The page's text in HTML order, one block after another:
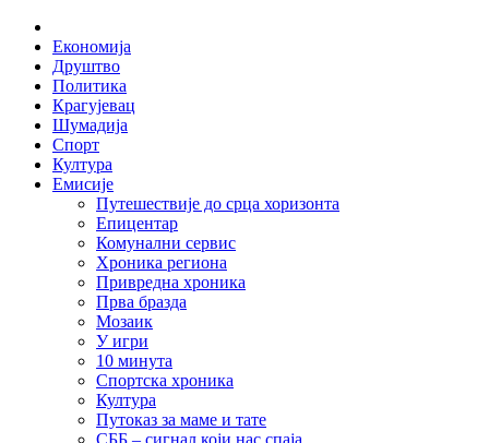
Skip
content
Економија
Друштво
Политика
Крагујевац
Шумадија
Спорт
Култура
Емисије
Путешествије до срца хоризонта
Епицентар
Комунални сервис
Хроника региона
Привредна хроника
Прва бразда
Мозаик
У игри
10 минута
Спортска хроника
Култура
Путоказ за маме и тате
СББ – сигнал који нас спаја